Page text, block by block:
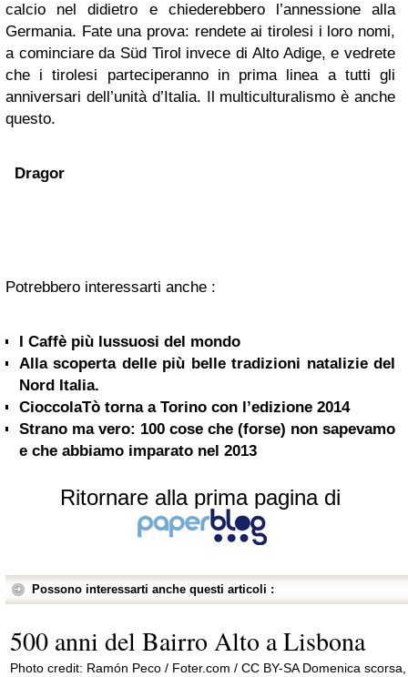
calcio nel didietro e chiederebbero l’annessione alla
Germania. Fate una prova: rendete ai tirolesi i loro nomi,
a cominciare da Süd Tirol invece di Alto Adige, e vedrete
che i tirolesi parteciperanno in prima linea a tutti gli
anniversari dell’unità d’Italia. Il multiculturalismo è anche
questo.
Dragor
Potrebbero interessarti anche :
I Caffè più lussuosi del mondo
Alla scoperta delle più belle tradizioni natalizie del
Nord Italia.
CioccolaTò torna a Torino con l’edizione 2014
Strano ma vero: 100 cose che (forse) non sapevamo
e che abbiamo imparato nel 2013
Ritornare alla prima pagina di
Possono interessarti anche questi articoli :
500 anni del Bairro Alto a Lisbona
Photo credit: Ramón Peco / Foter.com / CC BY-SA Domenica scorsa,